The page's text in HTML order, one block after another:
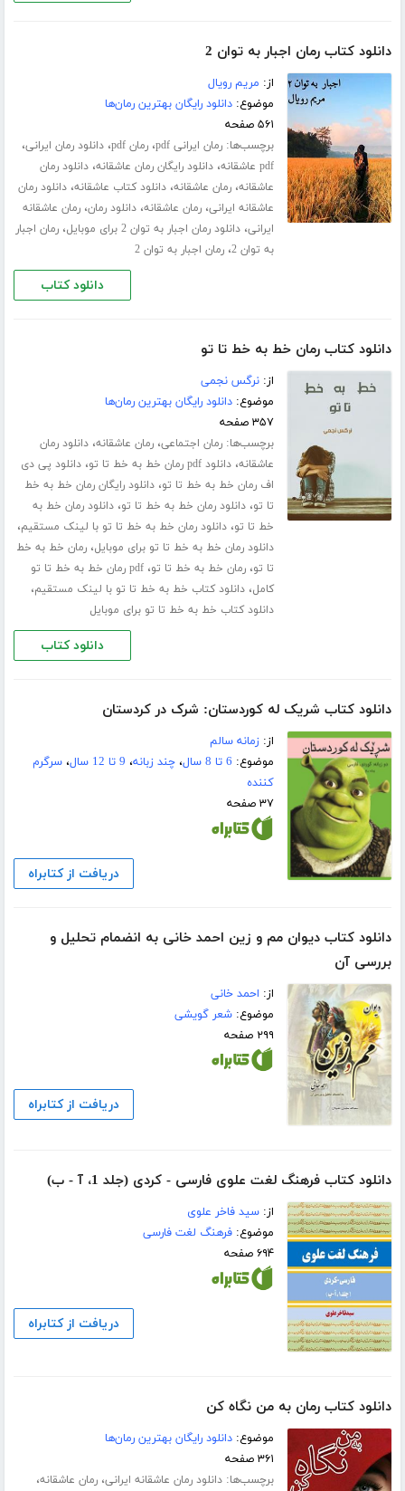
دانلود کتاب رمان اجبار به توان 2
از: مریم رویال
موضوع:دانلود رایگان بهترین رمان‌ها
۵۶۱ صفحه
برچسب‌ها:رمان ایرانی pdf ،رمان pdf ،دانلود رمان ایرانی،
pdf عاشقانه ،دانلود رایگان رمان عاشقانه،دانلود رمان
عاشقانه،رمان عاشقانه،دانلود کتاب عاشقانه،دانلود رمان
عاشقانه ایرانی،رمان عاشقانه،دانلود رمان،رمان عاشقانه
ایرانی،دانلود رمان اجبار به توان 2 برای موبایل ،رمان اجبار
به توان 2 ،رمان اجبار به توان 2
دانلود کتاب
دانلود کتاب رمان خط به خط تا تو
از:نرگس نجمی
موضوع:دانلود رایگان بهترین رمان‌ها
۳۵۷ صفحه
برچسب‌ها:رمان اجتماعی،رمان عاشقانه،دانلود رمان
عاشقانه،دانلود pdf رمان خط به خط تا تو ،دانلود پی دی
اف رمان خط به خط تا تو،دانلود رایگان رمان خط به خط
تا تو،دانلود رمان خط به خط تا تو،دانلود رمان خط به
خط تا تو،دانلود رمان خط به خط تا تو با لینک مستقیم،
دانلود رمان خط به خط تا تو برای موبایل،رمان خط به خط
تا تو،رمان خط به خط تا تو،
pdf رمان خط به خط تا تو
کامل،دانلود کتاب خط به خط تا تو با لینک مستقیم،
دانلود کتاب خط به خط تا تو برای موبایل
دانلود کتاب
دانلود کتاب شریک له کوردستان: شرک در کردستان
از:زمانه سالم
موضوع: 6 تا 8 سال ،چند زبانه، 9 تا 12 سال ،سرگرم
کننده
۳۷ صفحه
دریافت از کتابراه
دانلود کتاب دیوان مم و زین احمد خانی به انضمام تحلیل و
بررسی آن
از: احمد خانی
موضوع:شعر گویشی
۲۹۹ صفحه
دریافت از کتابراه
دانلود کتاب فرهنگ لغت علوی فارسی - کردی (جلد 1، آ - ب)
از:سید فاخر علوی
موضوع:فرهنگ لغت فارسی
۶۹۴ صفحه
دریافت از کتابراه
دانلود کتاب رمان به من نگاه کن
موضوع:دانلود رایگان بهترین رمان‌ها
۳۶۱ صفحه
برچسب‌ها:دانلود رمان عاشقانه ایرانی،رمان عاشقانه،